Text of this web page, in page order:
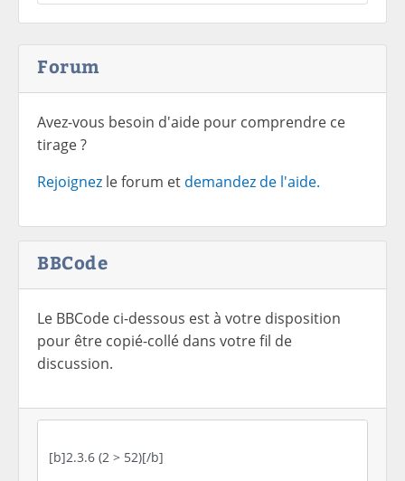
Forum
Avez-vous besoin d'aide pour comprendre ce
tirage ?
Rejoignez le forum et demandez de l'aide.
BBCode
Le BBCode ci-dessous est à votre disposition
pour être copié-collé dans votre fil de
discussion.